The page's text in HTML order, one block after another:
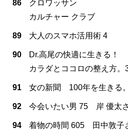
86
クロワッサン
カルチャー クラブ
89 大人のスマホ活用術 4
90
Dr.高尾の快適に生きる！
カラダとココロの整え方。
91 女の新聞 100年を生きる。
92 今会いたい男 75 岸 優太
94 着物の時間 605 田中敦子